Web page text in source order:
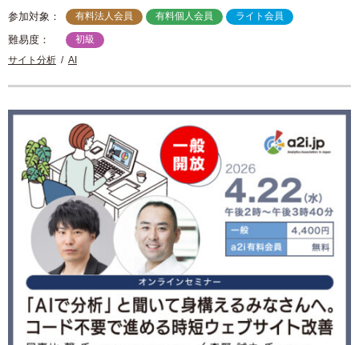
参加対象： 有料法人会員 有料個人会員 ライト会員
難易度：
初級
サイト分析
AI